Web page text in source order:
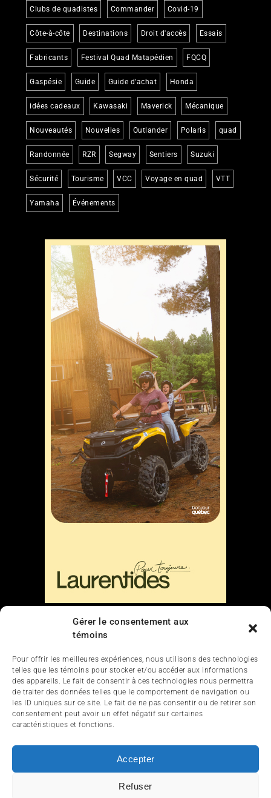
Gérer le consentement aux
témoins
Pour offrir les meilleures expériences, nous utilisons des technologies
telles que les témoins pour stocker et/ou accéder aux informations
des appareils. Le fait de consentir à ces technologies nous permettra
de traiter des données telles que le comportement de navigation ou
les ID uniques sur ce site. Le fait de ne pas consentir ou de retirer son
consentement peut avoir un effet négatif sur certaines
caractéristiques et fonctions.
Accepter
Refuser
Clubs de quadistes Commander Covid-19
Côte-à-côte Destinations Droit d'accès Essais
Fabricants Festival Quad Matapédien FQCQ
Gaspésie Guide Guide d'achat Honda
idées cadeaux Kawasaki Maverick Mécanique
Nouveautés Nouvelles Outlander Polaris quad
Randonnée RZR Segway Sentiers Suzuki
Sécurité Tourisme VCC Voyage en quad VTT
Yamaha Événements
Nous contacter
ACTUALITÉ
ESSAIS
SERVICES ET TOURISME